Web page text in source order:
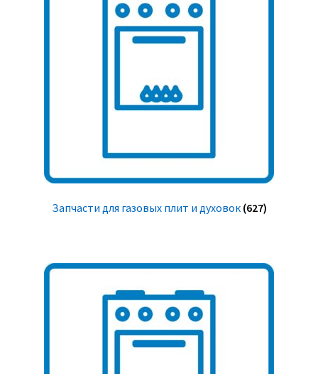
Запчасти для газовых плит и духовок (627)